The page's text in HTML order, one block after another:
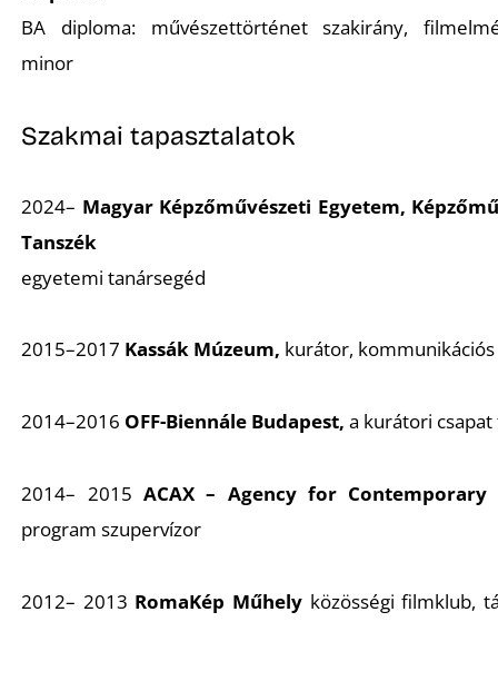
BA diploma: művészettörténet szakirány,
minor
Szakmai tapasztalatok
2024– Magyar Képzőművészeti Egyetem,
Tanszék
egyetemi tanársegéd
2015–2017 Kassák Múzeum, kurátor,
2014–2016 OFF-Biennále Budapest,a kurátori csapat
2014– 2015 ACAX – Agency for Contemporary
program szupervízor
2012– 2013 RomaKép Műhely közösségi filmklub,